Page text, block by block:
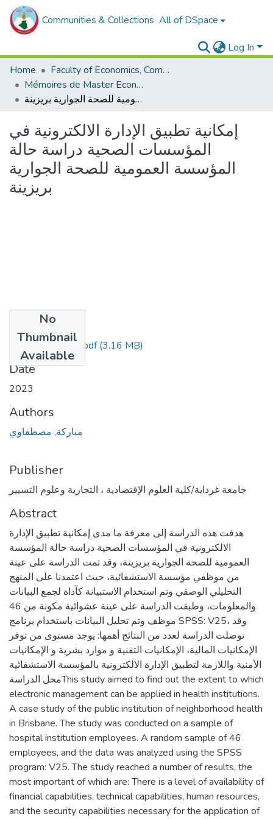
Communities & Collections All of DSpace
Log In
Home
Faculty of Economics, Commercial Sciences and Management Sciences
Mémoires de Master Economie
إمكانية تطبيق الإدارة الالكترونية في المؤسسات الصحية دراسة حالة المؤسسة العمومية للصحة الجوارية بريزينة
إمكانية تطبيق الإدارة الالكترونية في
المؤسسات الصحية دراسة حالة
المؤسسة العمومية للصحة الجوارية
بريزينة
No
Thumbnail
Available
مصطفاوي مباركة.pdf(3.16 MB)
Date
2023
Authors
مباركة, مصطفاوي
Publisher
جامعة غرداية/كلية العلوم الإقتصادية ، التجارية وعلوم التسيير
Abstract
هدفت هذه الدراسة إلى معرفة ما مدى إمكانية تطبيق الإدارة
الالكترونية في المؤسسات الصحية دراسة حالة المؤسسة
العمومية للصحة الجوارية بريزينة، وقد تمت الدراسة على عينة
من موظفي مؤسسة الاستشفائية، حيث اعتمدنا على المنهج
التحليلي الوصفي وتم استخدام الاستبيانة كآداة لجمع البيانات
والمعلومات، وطبقت الدراسة على عينة عشوائية مكونة من 46
موظف وتم تحليل البيانات باستخدام برنامج SPSS: V25، وقد
توصلت الدراسة لعدد من النتائج أهمها: يوجد مستوى من توفر
الإمكانيات المالية، الإمكانيات التقنية و موارد بشرية و الإمكانيات
الأمنية واللازمة لتطبيق الإدارة الالكترونية بالمؤسسة الاستشفائية
محل الدراسةThis study aimed to find out the extent to which
electronic management can be applied in health institutions.
A case study of the public institution of neighborhood health
in Brisbane. The study was conducted on a sample of
hospital institution employees. A random sample of 46
employees, and the data was analyzed using the SPSS
program: V25. The study reached a number of results, the
most important of which are: There is a level of availability of
financial capabilities, technical capabilities, human resources,
and the security capabilities necessary for the application of